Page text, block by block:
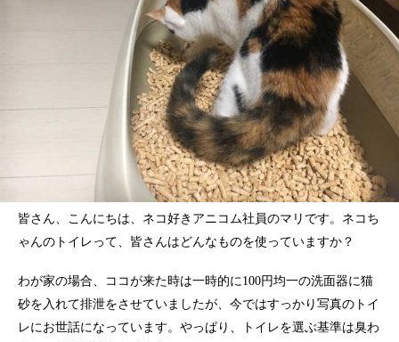
皆さん、こんにちは、ネコ好きアニコム社員のマリです。ネコち
ゃんのトイレって、皆さんはどんなものを使っていますか？
わが家の場合、ココが来た時は一時的に100円均一の洗面器に猫
砂を入れて排泄をさせていましたが、今ではすっかり写真のトイ
レにお世話になっています。やっぱり、トイレを選ぶ基準は臭わ